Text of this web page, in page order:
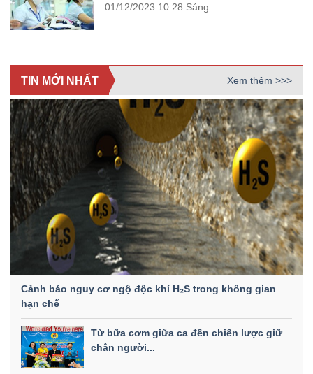
01/12/2023 10:28 Sáng
TIN MỚI NHẤT Xem thêm >>>
Cảnh báo nguy cơ ngộ độc khí H₂S trong không gian
hạn chế
Từ bữa cơm giữa ca đến chiến lược giữ
chân người...